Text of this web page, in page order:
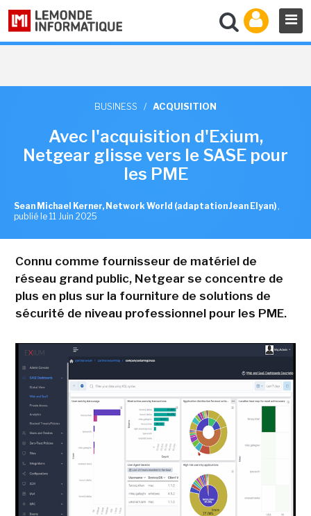
BUSINESS / ACQUISITION
Avec l'acquisition d'Exium,
Netgear glisse vers le SASE pour
les PME
Sean Michael Kerner, Network World (adaptation Jean Elyan) ,
publié le 11 Juin 2025
Connu comme fournisseur de matériel de
réseau grand public, Netgear se concentre de
plus en plus sur la fourniture de solutions de
sécurité de niveau professionnel pour les PME.